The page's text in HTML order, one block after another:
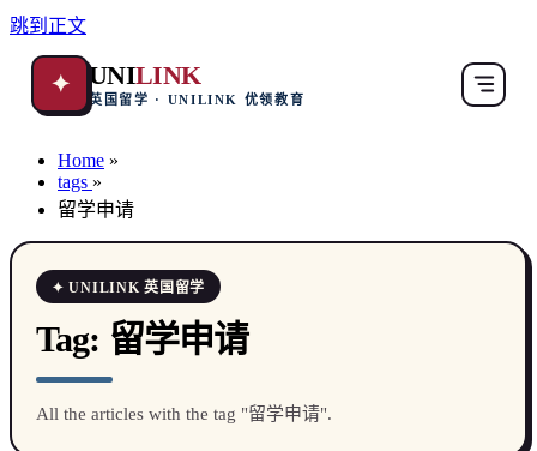
跳到正文
✦ UNILINK
英国留学 · UNILINK 优领教育
Home »
tags »
留学申请
✦ UNILINK 英国留学
Tag: 留学申请
All the articles with the tag "留学申请".